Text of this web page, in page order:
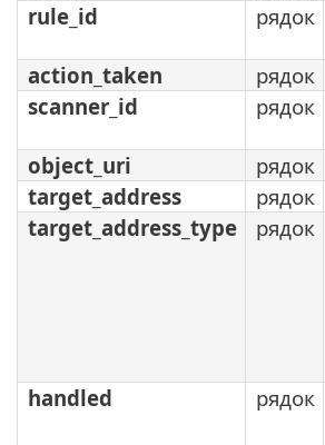
rule_id
рядок
action_taken рядок
scanner_id
рядок
object_uri рядок
target_address
рядок
target_address_type
рядок
handled рядок